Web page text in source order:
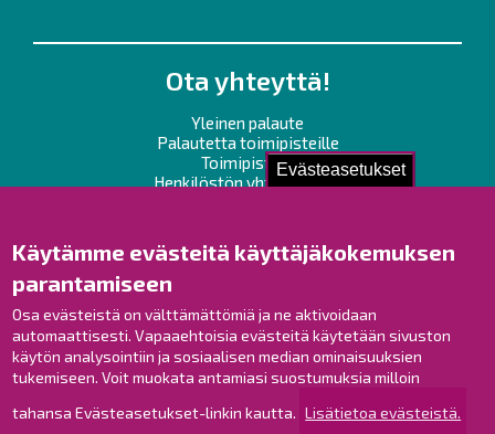
Evästeasetukset
Käytämme evästeitä käyttäjäkokemuksen
parantamiseen
Osa evästeistä on välttämättömiä ja ne aktivoidaan
automaattisesti. Vapaaehtoisia evästeitä käytetään sivuston
käytön analysointiin ja sosiaalisen median ominaisuuksien
tukemiseen. Voit muokata antamiasi suostumuksia milloin
tahansa Evästeasetukset-linkin kautta. Lisätietoa evästeistä.
Ota yhteyttä!
Yleinen palaute
Palautetta toimipisteille
Toimipisteet
Henkilöstön yhteystiedot
Raahe Facebookissa
Raahe Instagramissa
Raahe LinkedInissä
Raahe YouTubessa